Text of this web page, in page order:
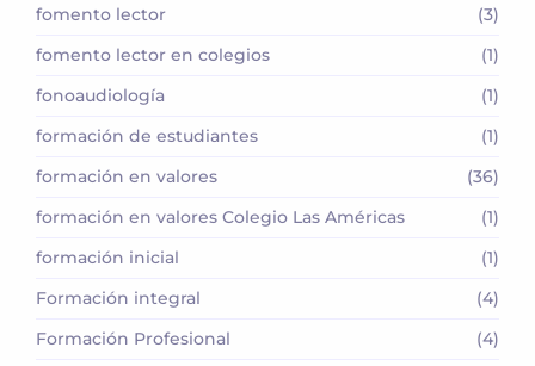
fomento lector
(3)
fomento lector en colegios
(1)
fonoaudiología
(1)
formación de estudiantes
(1)
formación en valores
(36)
formación en valores Colegio Las Américas
(1)
formación inicial
(1)
Formación integral
(4)
Formación Profesional
(4)